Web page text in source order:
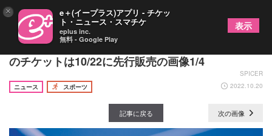
『SBCドリームテニスツアー』ファイナルラウンド
のチケットは10/22に先行販売の画像1/4
SPICER
ニュース
スポーツ 2022.10.20
記事に戻る 次の画像
× e＋(イープラス)アプリ - チケッ
ト・ニュース・スマチケ
eplus inc.
無料 - Google Play
表示